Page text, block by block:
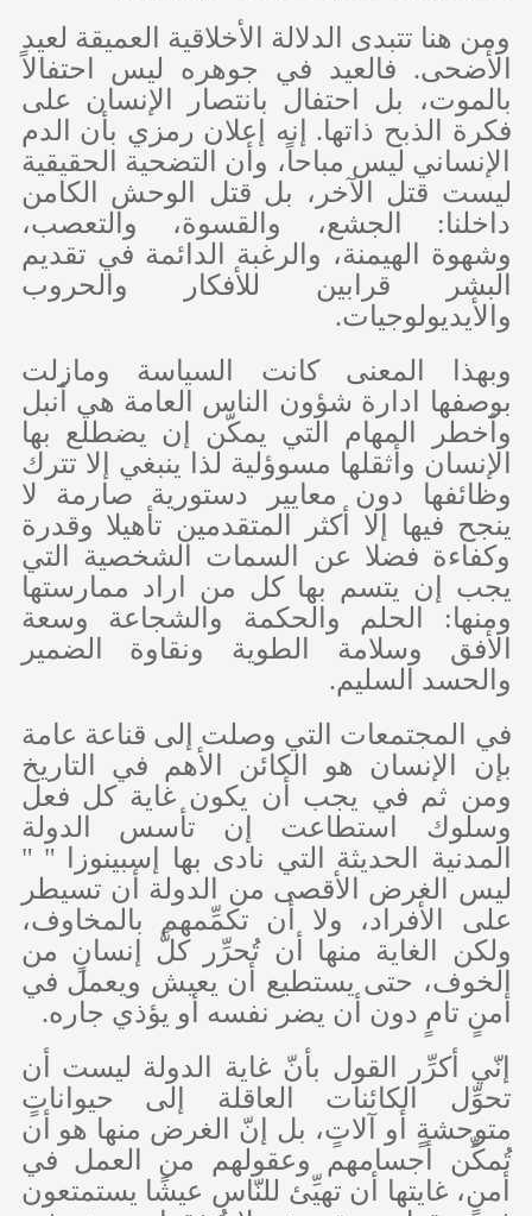
ومن هنا تتبدى الدلالة الأخلاقية العميقة لعيد
الأضحى. فالعيد في جوهره ليس احتفالاً
بالموت، بل احتفال بانتصار الإنسان على
فكرة الذبح ذاتها. إنه إعلان رمزي بأن الدم
الإنساني ليس مباحاً، وأن التضحية الحقيقية
ليست قتل الآخر، بل قتل الوحش الكامن
داخلنا: الجشع، والقسوة، والتعصب،
وشهوة الهيمنة، والرغبة الدائمة في تقديم
البشر قرابين للأفكار والحروب
والأيديولوجيات.
وبهذا المعنى كانت السياسة ومازلت
بوصفها ادارة شؤون الناس العامة هي أنبل
وأخطر المهام التي يمكّن إن يضطلع بها
الإنسان وأثقلها مسوؤلية لذا ينبغي إلا تترك
وظائفها دون معايير دستورية صارمة لا
ينجح فيها إلا أكثر المتقدمين تأهيلا وقدرة
وكفاءة فضلا عن السمات الشخصية التي
يجب إن يتسم بها كل من اراد ممارستها
ومنها: الحلم والحكمة والشجاعة وسعة
الأفق وسلامة الطوية ونقاوة الضمير
والحسد السليم.
في المجتمعات التي وصلت إلى قناعة عامة
بإن الإنسان هو الكائن الأهم في التاريخ
ومن ثم في يجب أن يكون غاية كل فعل
وسلوك استطاعت إن تأسس الدولة
المدنية الحديثة التي نادى بها إسبينوزا " "
ليس الغرض الأقصى من الدولة أن تسيطر
على الأفراد، ولا أن تكمِّمهم بالمخاوف،
ولكن الغاية منها أن تُحرِّر كلَّ إنسانٍ من
الخوف، حتى يستطيع أن يعيش ويعمل في
أمنٍ تامٍ دون أن يضر نفسه أو يؤذي جاره.
إنّي أكرِّر القول بأنّ غاية الدولة ليست أن
تحوِّل الكائنات العاقلة إلى حيواناتٍ
متوحشةٍ أو آلاتٍ، بل إنّ الغرض منها هو أن
تُمكِّن أجسامهم وعقولهم من العمل في
أمنٍ، غايتها أن تهيِّئ للنّاس عيشًا يستمتعون